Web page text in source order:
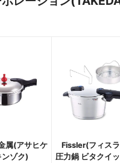
属(アサヒケ
ンゾク)
Fissler(フィス
圧力鍋 ビタクイ